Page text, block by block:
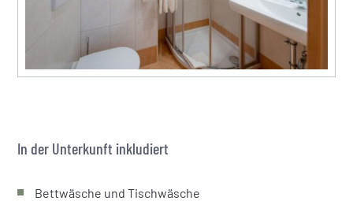
In der Unterkunft inkludiert
Bettwäsche und Tischwäsche